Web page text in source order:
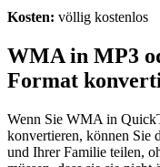
Kosten: völlig kostenlos
WMA in MP3
Format
Wenn Sie WMA in
konvertieren, können Sie
und Ihrer Familie teilen,